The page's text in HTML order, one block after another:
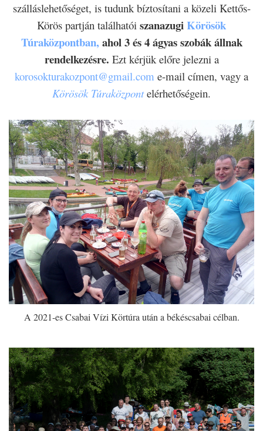
szálláslehetőséget, is tudunk bíztosítani a közeli Kettős-
Körös partján találhatói szanazugiKörösök
Túraközpontban, ahol 3 és 4 ágyas szobák állnak
rendelkezésre. Ezt kérjük előre jelezni a
korosokturakozpont@gmail.com e-mail címen, vagy a
Körösök Túraközpont elérhetőségein.
A 2021-es Csabai Vízi Körtúra után a békéscsabai célban.